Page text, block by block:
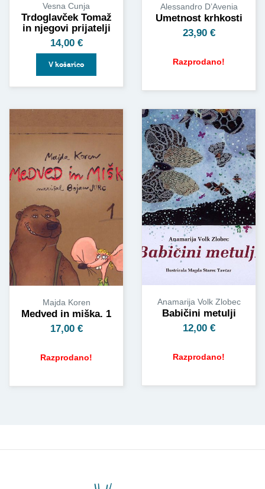
Vesna Cunja
Trdoglavček Tomaž
in njegovi prijatelji
14,00 €
V košarico
Alessandro D’Avenia
Umetnost krhkosti
23,90 €
Razprodano!
Majda Koren
Medved in miška. 1
17,00 €
Razprodano!
Anamarija Volk Zlobec
Babičini metulji
12,00 €
Razprodano!